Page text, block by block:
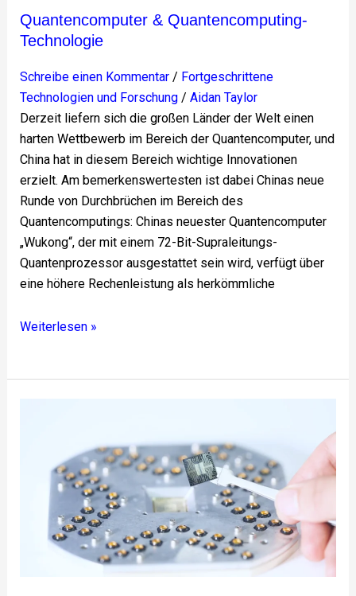
Quantencomputer & Quantencomputing-
Technologie
Schreibe einen Kommentar / Fortgeschrittene
Technologien und Forschung/ Aidan Taylor
Derzeit liefern sich die großen Länder der Welt einen
harten Wettbewerb im Bereich der Quantencomputer, und
China hat in diesem Bereich wichtige Innovationen
erzielt. Am bemerkenswertesten ist dabei Chinas neue
Runde von Durchbrüchen im Bereich des
Quantencomputings: Chinas neuester Quantencomputer
„Wukong“, der mit einem 72-Bit-Supraleitungs-
Quantenprozessor ausgestattet sein wird, verfügt über
eine höhere Rechenleistung als herkömmliche
Weiterlesen »
Anwendung